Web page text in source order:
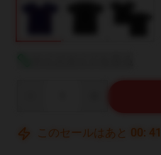
このセールはあと 00: 41